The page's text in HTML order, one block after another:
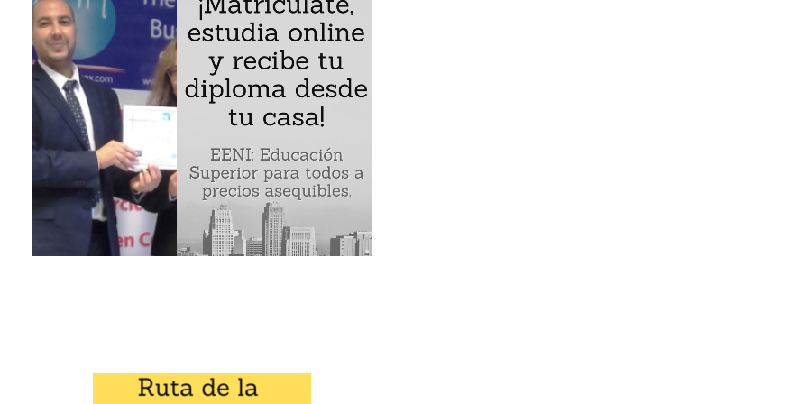
euro-asiático
para la Cooperación entre Ferrocarriles
transporte ferroviario euroasiáticos
transporte internacional de mercancías por ferrocarril (SMGS)
Organización para la Cooperación entre Ferrocarriles (OSJD):
de EENI Global Business School:
Transporte por ferrocarril
la Cooperación entre Ferrocarriles (OSJD) es una